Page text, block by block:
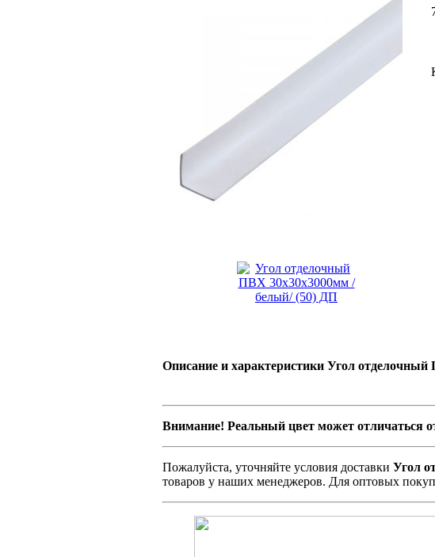
Описание и характеристики Угол
Внимание! Реальный цвет может отличаться
Пожалуйста, уточняйте условия доставки Угол
товаров у наших менеджеров. Для оптовых